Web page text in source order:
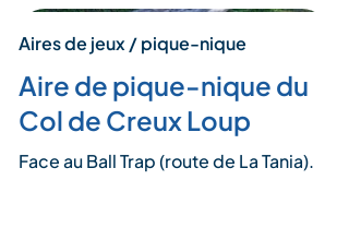
Aires de jeux / pique-nique
Aire de pique-nique du
Col de Creux Loup
Face au Ball Trap (route de La Tania).